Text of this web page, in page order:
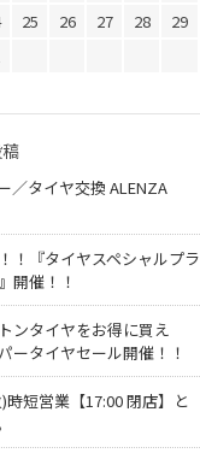
25 26 27 28
29
／タイヤ交換 ALENZA
！『タイヤスペシャルプラ
開催！！
ンタイヤをお得に買え
ータイヤセール開催！！
)時短営業【17:00 閉店】と